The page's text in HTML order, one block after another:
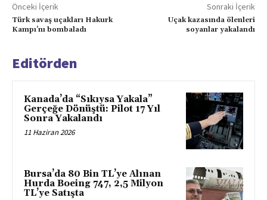
Önceki İçerik
Türk savaş uçakları Hakurk
Kampı’nı bombaladı
Sonraki İçerik
Uçak kazasında ölenleri
soyanlar yakalandı
Editörden
Kanada’da “Sıkıysa Yakala”
Gerçeğe Dönüştü: Pilot 17 Yıl
Sonra Yakalandı
11 Haziran 2026
Bursa’da 80 Bin TL’ye Alınan
Hurda Boeing 747, 2,5 Milyon
TL’ye Satışta